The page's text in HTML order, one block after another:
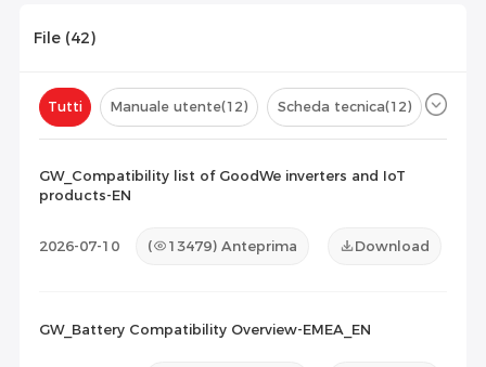
File (42)
Tutti Manuale utente(12) Scheda tecnica(12)
Documento di manutenzione
GW_Compatibility list of GoodWe inverters and IoT
products-EN
2026-07-10 ( 13479) Anteprima Download
GW_Battery Compatibility Overview-EMEA_EN